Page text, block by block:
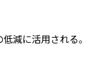
減に活用される。